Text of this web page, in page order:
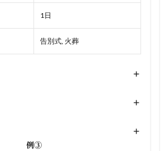
1日
告別式, 火葬
+
+
+
例③